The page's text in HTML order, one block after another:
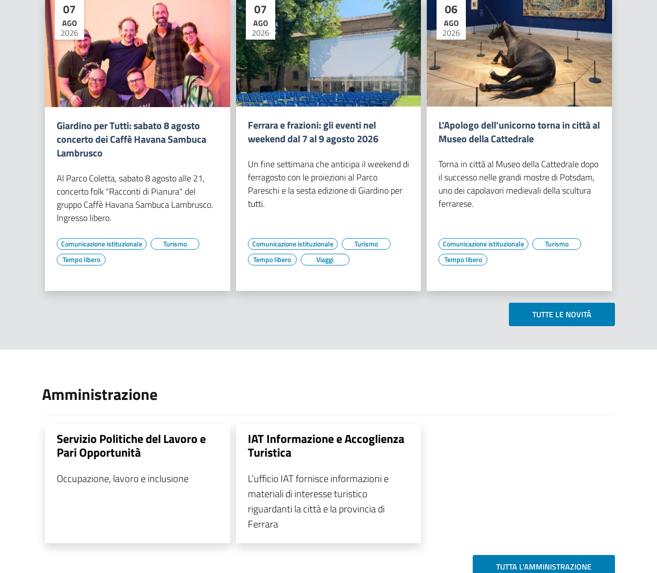
07
AGO
2026
Giardino per Tutti: sabato 8 agosto
concerto dei Caffè Havana Sambuca
Lambrusco
Al Parco Coletta, sabato 8 agosto alle 21,
concerto folk "Racconti di Pianura" del
gruppo Caffè Havana Sambuca Lambrusco.
Ingresso libero.
Comunicazione istituzionale
Turismo
Tempo libero
07
AGO
2026
Ferrara e frazioni: gli eventi nel
weekend dal 7 al 9 agosto 2026
Un fine settimana che anticipa il weekend di
ferragosto con le proiezioni al Parco
Pareschi e la sesta edizione di Giardino per
tutti.
Comunicazione istituzionale
Turismo
Tempo libero
Viaggi
06
AGO
2026
L'Apologo dell'unicorno torna in città al
Museo della Cattedrale
Torna in città al Museo della Cattedrale dopo
il successo nelle grandi mostre di Potsdam,
uno dei capolavori medievali della scultura
ferrarese.
Comunicazione istituzionale
Turismo
Tempo libero
TUTTE LE NOVITÀ
Amministrazione
Servizio Politiche del Lavoro e
Pari Opportunità
Occupazione, lavoro e inclusione
IAT Informazione e Accoglienza
Turistica
L’ufficio IAT fornisce informazioni e
materiali di interesse turistico
riguardanti la città e la provincia di
Ferrara
TUTTA L'AMMINISTRAZIONE